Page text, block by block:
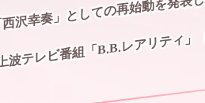
沢幸奏」としての再始動を発表
テレビ番組「B.B.レアリテ